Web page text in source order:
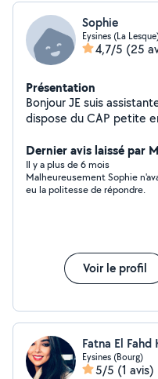
Sophie
Eysines (La
4,7/5 (25
Présentation
Bonjour JE suis
dispose du CAP petite enfance J ai 1
de dernière minute J habite en maison avec grand jardin
Je ne fume pas Nous allons au rpe, à la médiathèque, à l
éveil musical,au dojo et au parc J
des gardes le soir et le week end N
Dernier avis laissé par
Il y a plus de 6 mois
Malheureusement Sophie
eu la politesse de répondre.
Voir le profil
Fatna El Fahd
Eysines (Bourg)
5/5 (1 avis)